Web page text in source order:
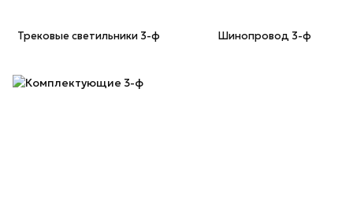
Трековые светильники 3-ф Шинопровод 3-ф